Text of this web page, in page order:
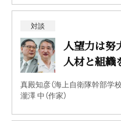
対談
人望力は
人材と組織
真殿知彦（海上自衛隊幹部学校
瀧澤 中（作家）